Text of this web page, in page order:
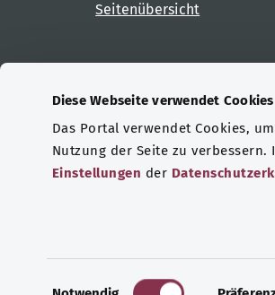
Diese Webseite verwendet Cookies
Das Portal verwendet Cookies,
Nutzung der Seite zu
Einstellungen der
Seitenübersicht
Zertifizierungen
© Copyright 2026